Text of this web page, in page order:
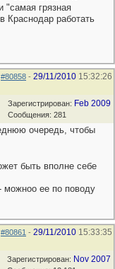
"самая грязная
Краснодар работать
#80858 - 29/11/2010 15:32:26
Зарегистрирован: Feb 2009
Сообщения: 281
очередь, чтобы
быть вполне себе
можноо ее по поводу
#80861 - 29/11/2010 15:33:35
Зарегистрирован: Nov 2007